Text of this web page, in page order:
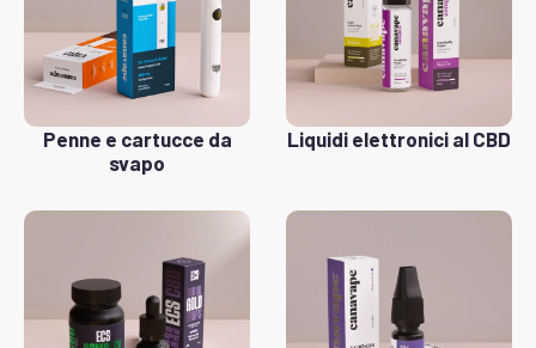
Penne e cartucce da
svapo
Liquidi elettronici al CBD